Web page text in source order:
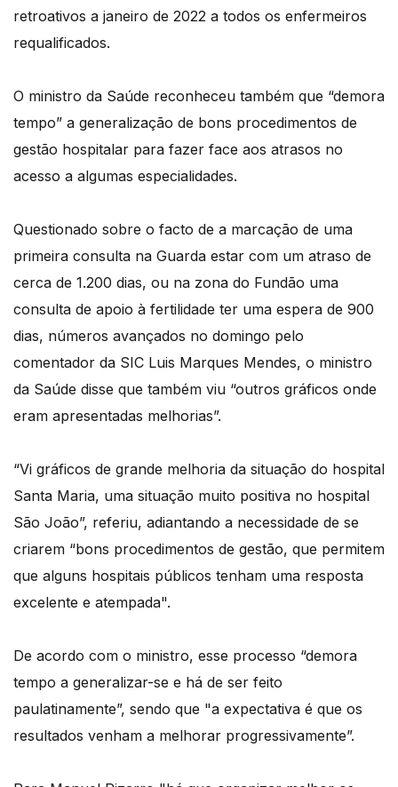
retroativos a janeiro de 2022 a todos os enfermeiros
requalificados.
O ministro da Saúde reconheceu também que “demora
tempo” a generalização de bons procedimentos de
gestão hospitalar para fazer face aos atrasos no
acesso a algumas especialidades.
Questionado sobre o facto de a marcação de uma
primeira consulta na Guarda estar com um atraso de
cerca de 1.200 dias, ou na zona do Fundão uma
consulta de apoio à fertilidade ter uma espera de 900
dias, números avançados no domingo pelo
comentador da SIC Luis Marques Mendes, o ministro
da Saúde disse que também viu “outros gráficos onde
eram apresentadas melhorias”.
“Vi gráficos de grande melhoria da situação do hospital
Santa Maria, uma situação muito positiva no hospital
São João”, referiu, adiantando a necessidade de se
criarem “bons procedimentos de gestão, que permitem
que alguns hospitais públicos tenham uma resposta
excelente e atempada".
De acordo com o ministro, esse processo “demora
tempo a generalizar-se e há de ser feito
paulatinamente”, sendo que "a expectativa é que os
resultados venham a melhorar progressivamente”.